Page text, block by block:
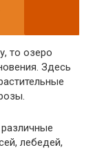
то озеро
Здесь
лебедей,